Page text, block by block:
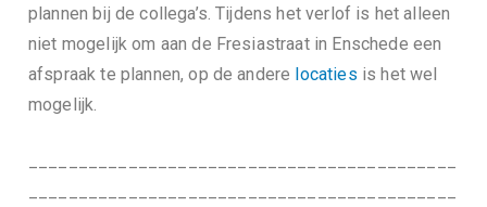
ie
plannen bij de collega’s. Tijdens het verlof is het alleen
niet mogelijk om aan de Fresiastraat in Enschede een
afspraak te plannen, op de andere locaties is het wel
mogelijk.